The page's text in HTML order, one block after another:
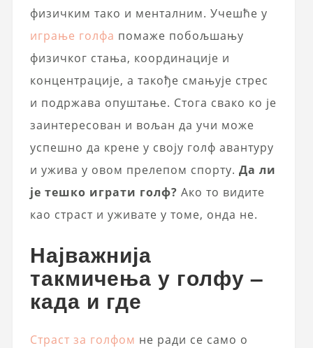
физичким тако и менталним. Учешће у
играње голфа помаже побољшању
физичког стања, координације и
концентрације, а такође смањује стрес
и подржава опуштање. Стога свако ко је
заинтересован и вољан да учи може
успешно да крене у своју голф авантуру
и ужива у овом прелепом спорту. Да ли
је тешко играти голф? Ако то видите
као страст и уживате у томе, онда не.
Најважнија
такмичења у голфу –
када и где
Страст за голфом не ради се само о